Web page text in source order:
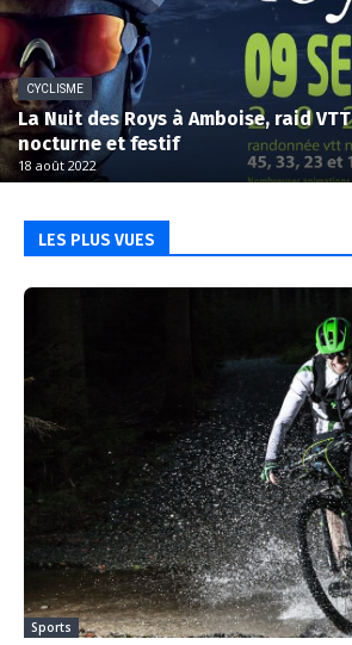
CYCLISME
La Nuit des Roys à Amboise, raid VTT
nocturne et festif
18 août 2022
LES PLUS VUES
Sports